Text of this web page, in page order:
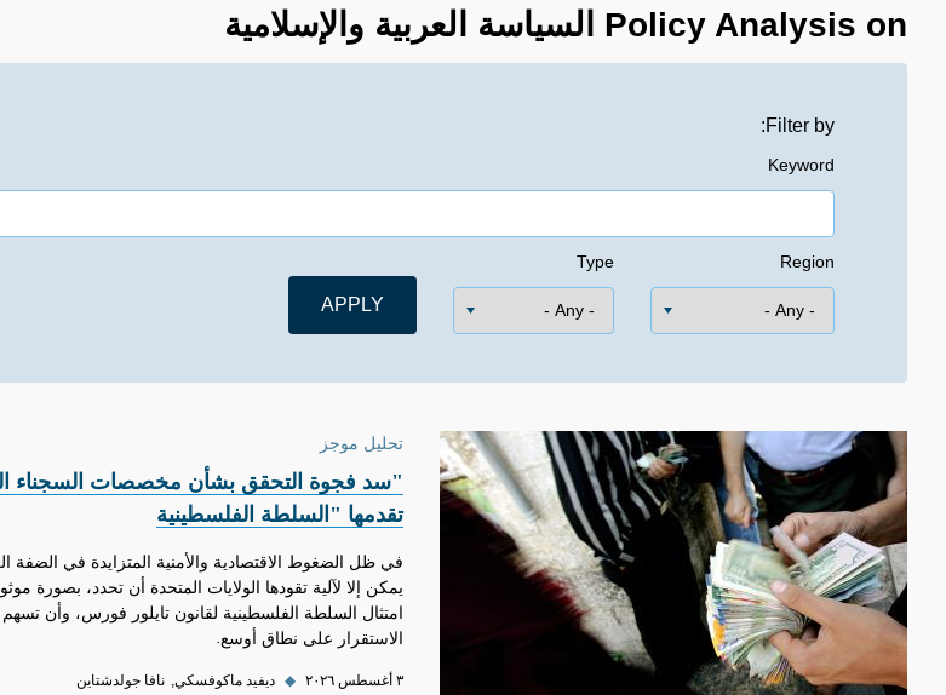
Policy Analysis on السياسة العربية والإسلامية
Filter by:
Keyword
Region
Type
تحليل موجز
"سد فجوة التحقق بشأن مخصصات السجناء
تقدمها "السلطة الفلسطينية
في ظل الضغوط الاقتصادية والأمنية المتزايدة في الضفة
يمكن إلا لآلية تقودها الولايات المتحدة أن تحدد، بصورة
امتثال السلطة الفلسطينية لقانون تايلور فورس، وأن
الاستقرار على نطاق أوسع.
٣ أغسطس ٢٠٢٦ ◆ ديفيد ماكوفسكي نافا جولدشتاين